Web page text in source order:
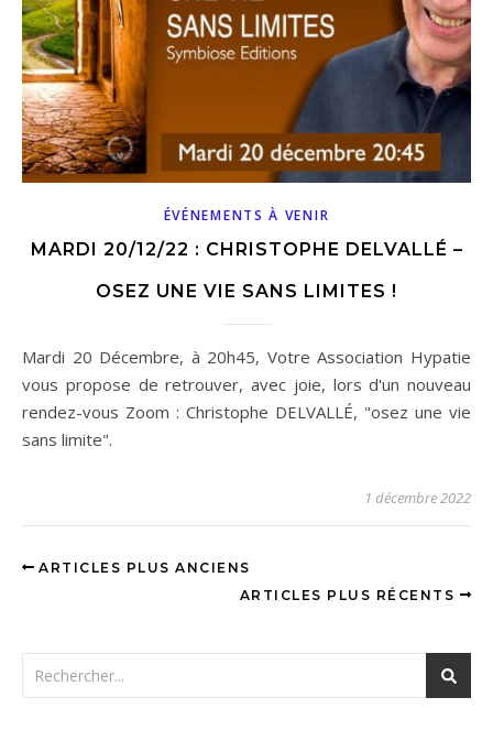
ÉVÉNEMENTS À VENIR
MARDI 20/12/22 : CHRISTOPHE DELVALLÉ –
OSEZ UNE VIE SANS LIMITES !
Mardi 20 Décembre, à 20h45, Votre Association Hypatie
vous propose de retrouver, avec joie, lors d'un nouveau
rendez-vous Zoom : Christophe DELVALLÉ, "osez une vie
sans limite".
1 décembre 2022
ARTICLES PLUS ANCIENS
ARTICLES PLUS RÉCENTS